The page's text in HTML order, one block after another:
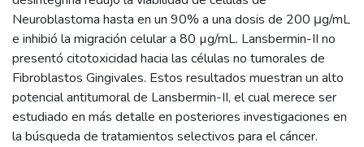
Neuroblastoma hasta en un 90% a una dosis de 200 μg/mL
e inhibió la migración celular a 80 µg/mL. Lansbermin-II no
presentó citotoxicidad hacia las células no tumorales de
Fibroblastos Gingivales. Estos resultados muestran un alto
potencial antitumoral de Lansbermin-II, el cual merece ser
estudiado en más detalle en posteriores investigaciones en
la búsqueda de tratamientos selectivos para el cáncer.